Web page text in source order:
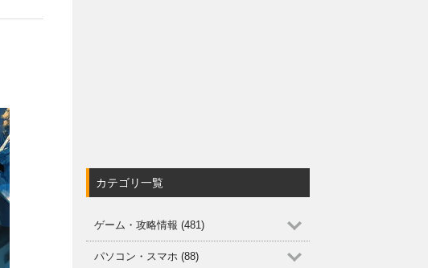
カテゴリ一覧
ゲーム・攻略情報 (481)
パソコン・スマホ (88)